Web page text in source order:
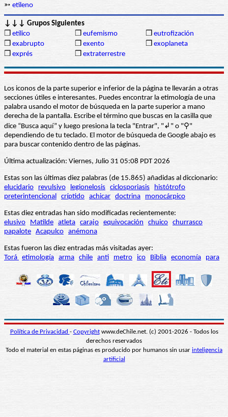
➳ etileno
↓↓↓ Grupos Siguientes
❒ etílico ❒ eufemismo ❒ eutrofización
❒ exabrupto ❒ exento ❒ exoplaneta
❒ exprés ❒ extraterrestre
Los iconos de la parte superior e inferior de la página te llevarán a otras
secciones útiles e interesantes. Puedes encontrar la etimología de una
palabra usando el motor de búsqueda en la parte superior a mano
derecha de la pantalla. Escribe el término que buscas en la casilla que
dice “Busca aquí” y luego presiona la tecla "Entrar", "↲" o "⚲"
dependiendo de tu teclado. El motor de búsqueda de Google abajo es
para buscar contenido dentro de las páginas.
Última actualización: Viernes, Julio 31 05:08 PDT 2026
Estas son las últimas diez palabras (de 15.865) añadidas al diccionario:
elucidario
revulsivo legionelosis ciclosporiasis
histótrofo
preterintencional críptido achicar doctrina monocárpico
Estas diez entradas han sido modificadas recientemente:
elusivo
Matilde atleta carajo equivocación chuico churrasco
papalote Acapulco anémona
Estas fueron las diez entradas más visitadas ayer:
Torá etimología arma chile anti metro ico Biblia economía para
Política de Privacidad - Copyrightwww.deChile.net. (c) 2001-2026 - Todos los
derechos reservados
Todo el material en estas páginas es producido por humanos sin usar inteligencia
artificial